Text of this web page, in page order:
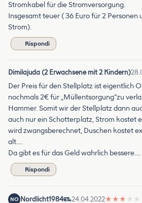
Stromkabel für die Stromversorgung.
Insgesamt teuer ( 36 Euro für 2 Personen
Strom).
Rispondi
Dimilajuda (2 Erwachsene mit 2 Kindern)
Der Preis für den Stellplatz ist eigentlich
nochmals 2€ für „Müllentsorgung“zu
Hammer. Somit wir der Stellplatz dann
auch nur ein Schotterplatz, Strom kostet
wird zwangsberechnet, Duschen kostet
alt….
Da gibt es für das Geld wahrlich bessere….
Rispondi
NO Nordlicht1984 24.04.2022★ ★ ★ ★ ★